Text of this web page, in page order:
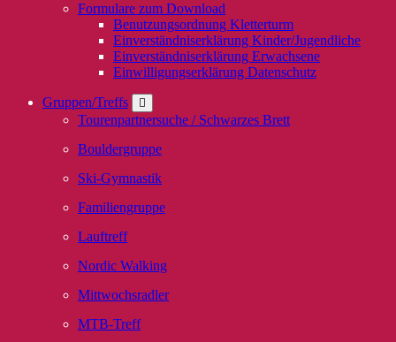
Formulare zum Download
Benutzungsordnung Kletterturm
Einverständniserklärung Kinder/Jugendliche
Einverständniserklärung Erwachsene
Einwilligungserklärung Datenschutz
Gruppen/Treffs
Tourenpartnersuche / Schwarzes Brett
Bouldergruppe
Ski-Gymnastik
Familiengruppe
Lauftreff
Nordic Walking
Mittwochsradler
MTB-Treff